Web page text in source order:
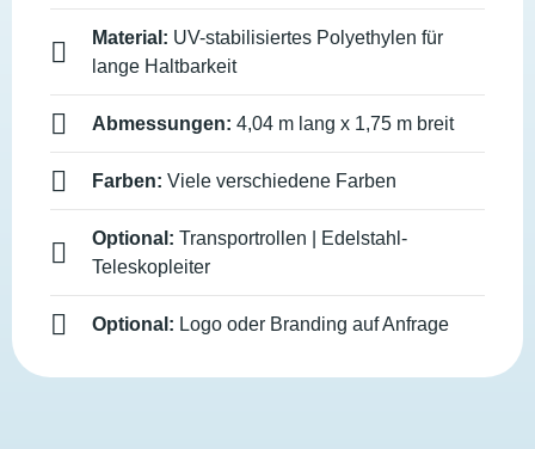
Material: UV-stabilisiertes Polyethylen für
lange Haltbarkeit
Abmessungen: 4,04 m lang x 1,75 m breit
Farben: Viele verschiedene Farben
Optional: Transportrollen | Edelstahl-
Teleskopleiter
Optional: Logo oder Branding auf Anfrage